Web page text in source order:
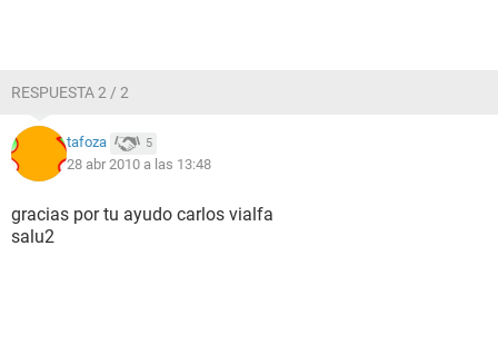
RESPUESTA 2 / 2
tafoza 5
28 abr 2010 a las 13:48
gracias por tu ayudo carlos vialfa
salu2